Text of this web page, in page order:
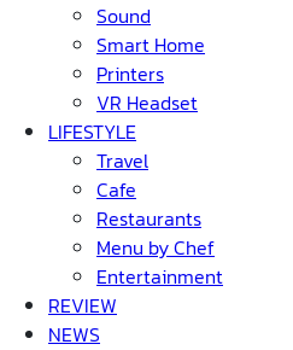
Sound
Smart Home
Printers
VR Headset
LIFESTYLE
Travel
Cafe
Restaurants
Menu by Chef
Entertainment
REVIEW
NEWS